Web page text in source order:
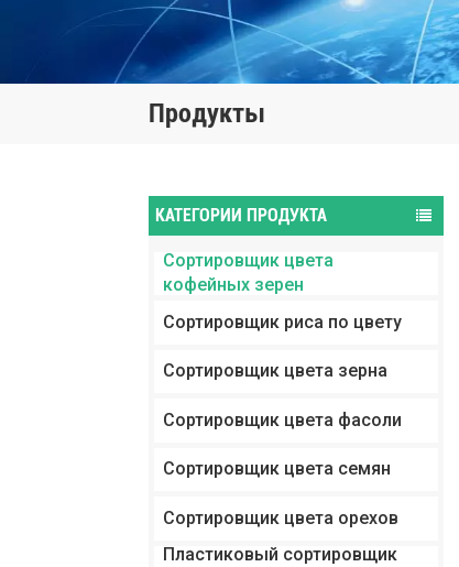
Продукты
КАТЕГОРИИ ПРОДУКТА
Сортировщик цвета
кофейных зерен
Сортировщик риса по цвету
Сортировщик цвета зерна
Сортировщик цвета фасоли
Сортировщик цвета семян
Сортировщик цвета орехов
Пластиковый сортировщик